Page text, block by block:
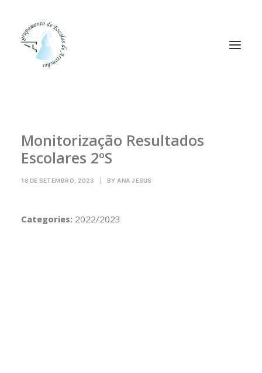
Alunos
Pessoal
Equipas
Plataformas
Monitorização Resultados
Escolares 2ºS
18 DE SETEMBRO, 2023 BY ANA JESUS
Categories: 2022/2023